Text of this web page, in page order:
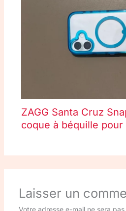
ZAGG Santa Cruz
coque à béquille pour
Laisser un
Votre adresse e-mail ne sera